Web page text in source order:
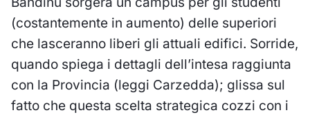
(costantemente in aumento) delle superiori
che lasceranno liberi gli attuali edifici. Sorride,
quando spiega i dettagli dell’intesa raggiunta
con la Provincia (leggi Carzedda); glissa sul
fatto che questa scelta strategica cozzi con i